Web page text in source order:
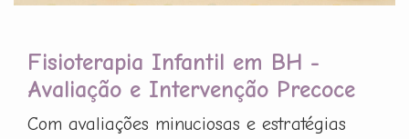
Fisioterapia Infantil em BH -
Avaliação e Intervenção Precoce
Com avaliações minuciosas e estratégias